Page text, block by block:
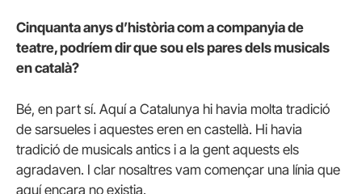
Cinquanta anys d’història com a companyia de
teatre, podríem dir que sou els pares dels musicals
en català?
Bé, en part sí. Aquí a Catalunya hi havia molta tradició
de sarsueles i aquestes eren en castellà. Hi havia
tradició de musicals antics i a la gent aquests els
agradaven. I clar nosaltres vam començar una línia que
aquí encara no existia.